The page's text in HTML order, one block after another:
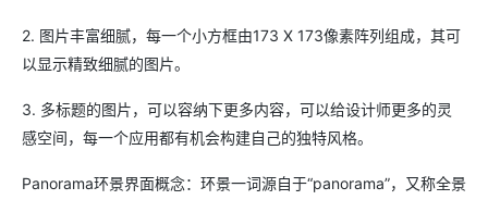
2. 图片丰富细腻，每一个小方框由173 X 173像素阵列组成，其可
以显示精致细腻的图片。
3. 多标题的图片，可以容纳下更多内容，可以给设计师更多的灵
感空间，每一个应用都有机会构建自己的独特风格。
Panorama环景界面概念：环景一词源自于“panorama”，又称全景